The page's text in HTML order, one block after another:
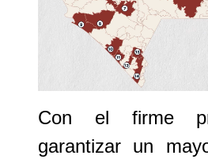
Con el firme
garantizar un